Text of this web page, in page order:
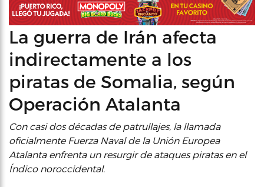
La guerra de Irán afecta
indirectamente a los
piratas de Somalia, según
Operación Atalanta
Con casi dos décadas de patrullajes, la llamada
oficialmente Fuerza Naval de la Unión Europea
Atalanta enfrenta un resurgir de ataques piratas en el
Índico noroccidental.